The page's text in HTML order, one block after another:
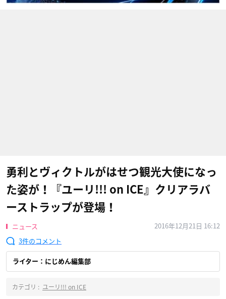
勇利とヴィクトルがはせつ観光大使になっ
た姿が！『ユーリ!!! on ICE』クリアラバ
ーストラップが登場！
ニュース
2016年12月21日 16:12
3
ライター：にじめん編集部
カテゴリ : ユーリ!!! on ICE